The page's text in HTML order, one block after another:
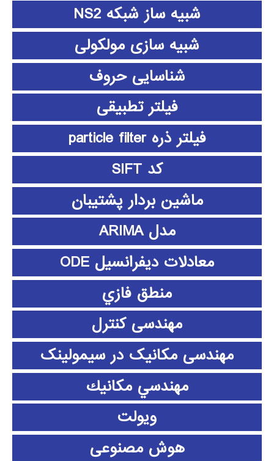
شبیه ساز شبکه NS2
شبیه سازی مولکولی
شناسایی حروف
فیلتر تطبیقی
فیلتر ذره particle filter
کد SIFT
ماشین بردار پشتیبان
مدل ARIMA
معادلات دیفرانسیل ODE
منطق فازي
مهندسی کنترل
مهندسی مکانیک در سیمولینک
مهندسي مكانيك
ویولت
هوش مصنوعی